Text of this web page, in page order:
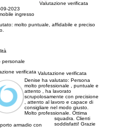
Valutazione verificata
09-2023
ingresso
molto puntuale, affidabile e preciso
personale
Valutazione verificata
armadio con
Denise ha valutato: Persona
molto professionale , puntuale e
attento , ha lavorato
scrupolosamente con precisione
, attento al lavoro e capace di
consigliare nel modo giusto.
Molto professionale. Ottima
squadra. Clienti
soddisfatti! Grazie